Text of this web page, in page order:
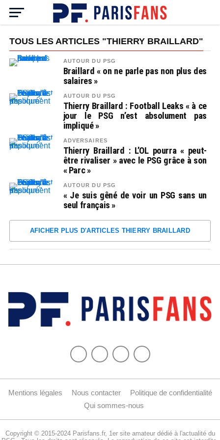
TOUS LES ARTICLES "THIERRY BRAILLARD"
AUTOUR DU PSG
Braillard « on ne parle pas non plus des
salaires »
AUTOUR DU PSG
Thierry Braillard : Football Leaks « à ce
jour le PSG n’est absolument pas
impliqué »
ADVERSAIRES
Thierry Braillard : L’OL pourra « peut-
être rivaliser » avec le PSG grâce à son
« Parc »
AUTOUR DU PSG
« Je suis gêné de voir un PSG sans un
seul français »
AFICHER PLUS D'ARTICLES THIERRY BRAILLARD
Mentions légales Nous contacter
Politique de confidentialité
Qui sommes-nous
Copyright © 2015-2024 Parisfans.fr, 1er site amateur dédié à l'actualité du